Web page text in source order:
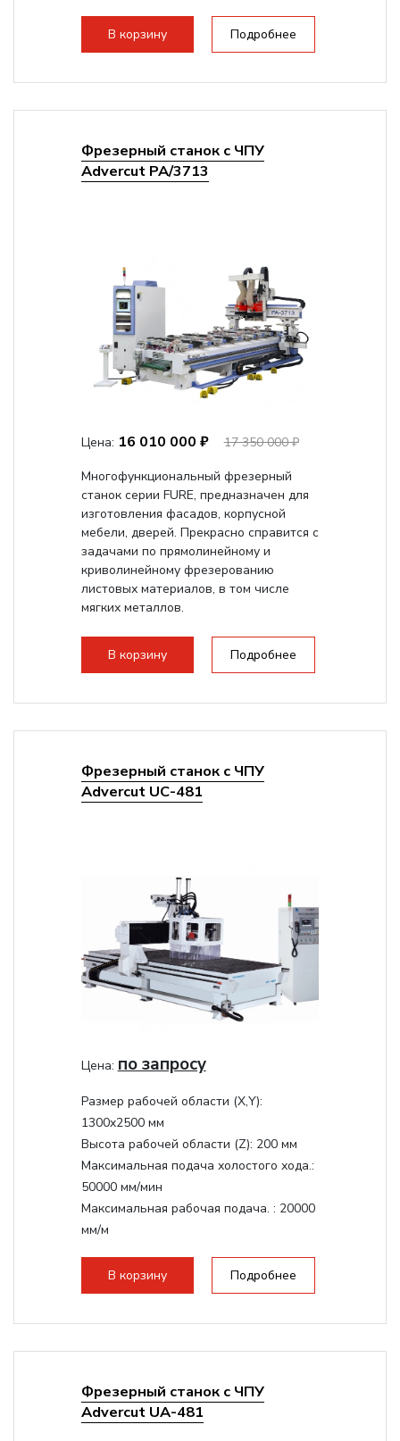
В корзину Подробнее
Фрезерный станок с ЧПУ
Advercut PA/3713
Цена: 16 010 000 ₽
17 350 000 ₽
Многофункциональный фрезерный
станок серии FURE, предназначен для
изготовления фасадов, корпусной
мебели, дверей. Прекрасно справится с
задачами по прямолинейному и
криволинейному фрезерованию
листовых материалов, в том числе
мягких металлов.
В корзину Подробнее
Фрезерный станок с ЧПУ
Advercut UС-481
Цена: по запросу
Размер рабочей области (Х,Y):
1300x2500 мм
Высота рабочей области (Z): 200 мм
Максимальная подача холостого хода.:
50000 мм/мин
Максимальная рабочая подача. : 20000
мм/м
стандартно:Вакуумный стол
Цанговый патрон:ER32
В корзину Подробнее
Фрезерный станок с ЧПУ
Advercut UA-481